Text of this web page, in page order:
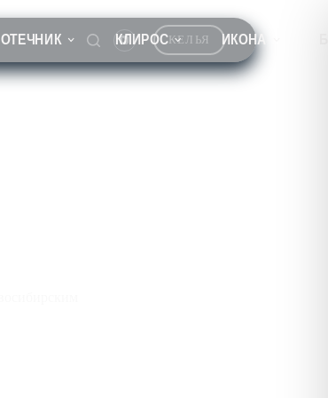
ОТЕЧНИК КЛИРОС ИКОНА
КЕЛЬЯ